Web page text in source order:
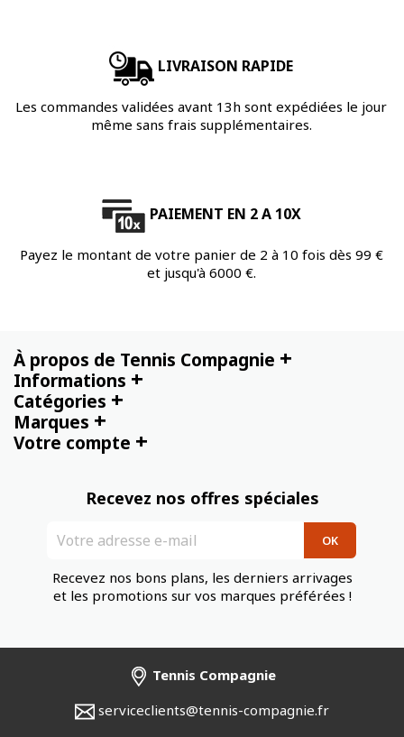
LIVRAISON RAPIDE
Les commandes validées avant 13h sont expédiées le jour
même sans frais supplémentaires.
PAIEMENT EN 2 A 10X
Payez le montant de votre panier de 2 à 10 fois dès 99 €
et jusqu'à 6000 €.
À propos de Tennis Compagnie +
Informations +
Catégories +
Marques +
Votre compte +
Recevez nos offres spéciales
Recevez nos bons plans, les derniers arrivages
et les promotions sur vos marques préférées !
Tennis Compagnie
serviceclients@tennis-compagnie.fr